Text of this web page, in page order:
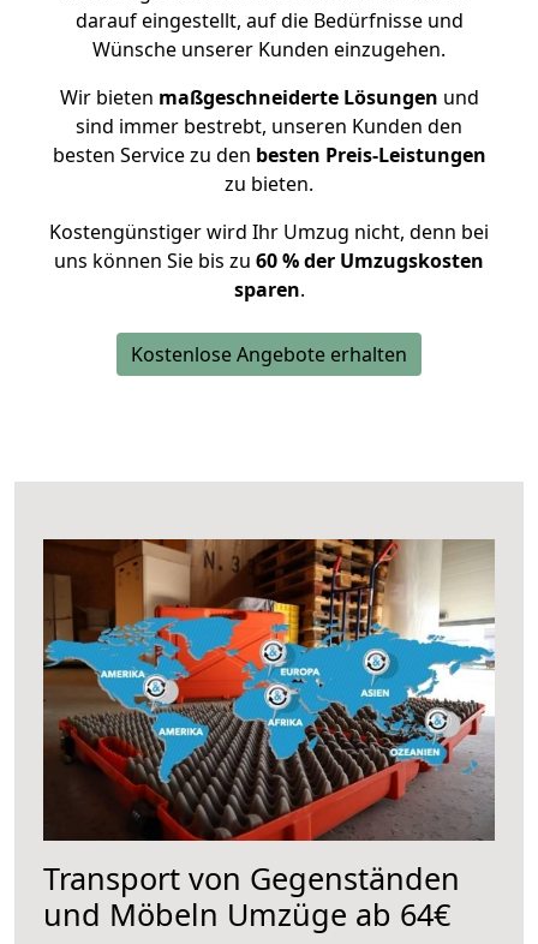
darauf eingestellt, auf die Bedürfnisse und
Wünsche unserer Kunden einzugehen.
Wir bieten maßgeschneiderte Lösungen und
sind immer bestrebt, unseren Kunden den
besten Service zu den besten Preis-Leistungen
zu bieten.
Kostengünstiger wird Ihr Umzug nicht, denn bei
uns können Sie bis zu 60 % der Umzugskosten
sparen.
Kostenlose Angebote erhalten
Transport von Gegenständen
und Möbeln Umzüge ab 64€